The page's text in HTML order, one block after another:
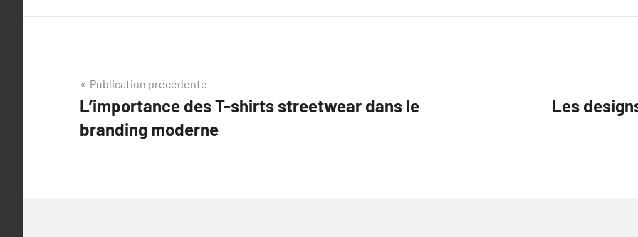
Navigation
de
l’article
Publication précédente
L’importance des T-shirts streetwear dans le
branding moderne
Les